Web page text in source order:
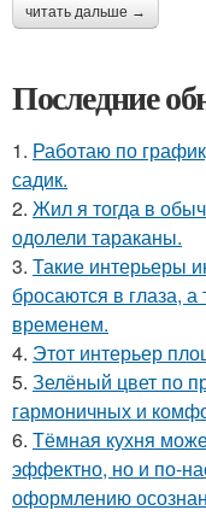
читать дальше →
Последние
1. Работаю по
садик.
2. Жил я тогда в
одолели тараканы.
3. Такие интерьеры
бросаются в глаза,
временем.
4. Этот интерьер
5. Зелёный цвет по
гармоничных и
6. Тёмная кухня
эффектно, но и по-
оформлению